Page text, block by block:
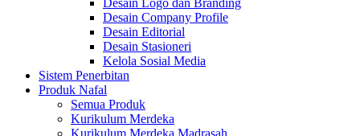
Desain Logo dan Branding
Desain Company Profile
Desain Editorial
Desain Stasioneri
Kelola Sosial Media
Sistem Penerbitan
Produk Nafal
Semua Produk
Kurikulum Merdeka
Kurikulum Merdeka Madrasah